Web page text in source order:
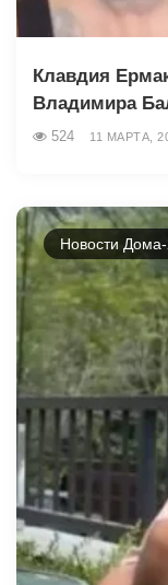
Клавдия
Владимира
524 11 МАРТА,
Новости